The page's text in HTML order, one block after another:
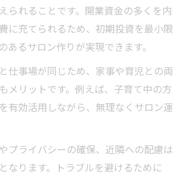
られることです。開業資金の多くを内
に充てられるため、初期投資を最小限
あるサロン作りが実現できます。
仕事場が同じため、家事や育児との両
メリットです。例えば、子育て中の方
有効活用しながら、無理なくサロン運
プライバシーの確保、近隣への配慮は
なります。トラブルを避けるために